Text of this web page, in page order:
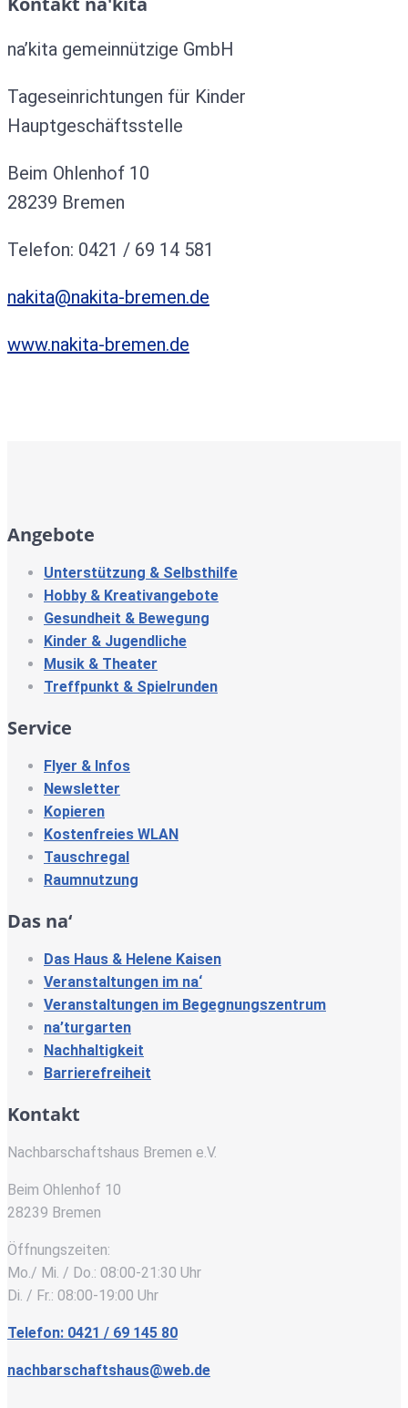
na’kita gemeinnützige GmbH
Tageseinrichtungen für Kinder
Hauptgeschäftsstelle
Beim Ohlenhof 10
28239 Bremen
Telefon: 0421 / 69 14 581
nakita@nakita-bremen.de
www.nakita-bremen.de
Angebote
Unterstützung & Selbsthilfe
Hobby & Kreativangebote
Gesundheit & Bewegung
Kinder & Jugendliche
Musik & Theater
Treffpunkt & Spielrunden
Service
Flyer & Infos
Newsletter
Kopieren
Kostenfreies WLAN
Tauschregal
Raumnutzung
Das na‘
Das Haus & Helene Kaisen
Veranstaltungen im na‘
Veranstaltungen im Begegnungszentrum
na’turgarten
Nachhaltigkeit
Barrierefreiheit
Kontakt
Nachbarschaftshaus Bremen e.V.
Beim Ohlenhof 10
28239 Bremen
Öffnungszeiten:
Mo./ Mi. / Do.: 08:00-21:30 Uhr
Di. / Fr.: 08:00-19:00 Uhr
Telefon: 0421 / 69 145 80
nachbarschaftshaus@web.de